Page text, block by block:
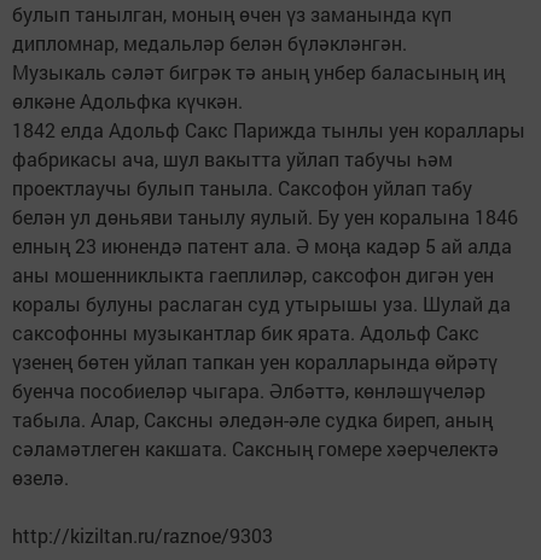
булып танылган, моның өчен үз заманында күп
дипломнар, медальләр белән бүләкләнгән.
Музыкаль сәләт бигрәк тә аның унбер баласының иң
өлкәне Адольфка күчкән.
1842 елда Адольф Сакс Парижда тынлы уен кораллары
фабрикасы ача, шул вакытта уйлап табучы һәм
проектлаучы булып таныла. Саксофон уйлап табу
белән ул дөньяви танылу яулый. Бу уен коралына 1846
елның 23 июнендә патент ала. Ә моңа кадәр 5 ай алда
аны мошенниклыкта гаеплиләр, саксофон дигән уен
коралы булуны раслаган суд утырышы уза. Шулай да
саксофонны музыкантлар бик ярата. Адольф Сакс
үзенең бөтен уйлап тапкан уен коралларында өйрәтү
буенча пособиеләр чыгара. Әлбәттә, көнләшүчеләр
табыла. Алар, Саксны әледән-әле судка биреп, аның
сәламәтлеген какшата. Саксның гомере хәерчелектә
өзелә.
http://kiziltan.ru/raznoe/9303